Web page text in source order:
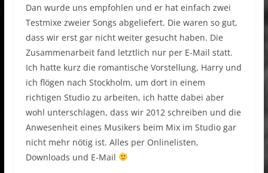
Dan wurde uns empfohlen und er hat einfach zwei
Testmixe zweier Songs abgeliefert. Die waren so gut,
dass wir erst gar nicht weiter gesucht haben. Die
Zusammenarbeit fand letztlich nur per E-Mail statt.
Ich hatte kurz die romantische Vorstellung, Harry und
ich flögen nach Stockholm, um dort in einem
richtigen Studio zu arbeiten, ich hatte dabei aber
wohl unterschlagen, dass wir 2012 schreiben und die
Anwesenheit eines Musikers beim Mix im Studio gar
nicht mehr nötig ist. Alles per Onlinelisten,
Downloads und E-Mail